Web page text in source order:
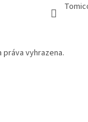
práva vyhrazena.